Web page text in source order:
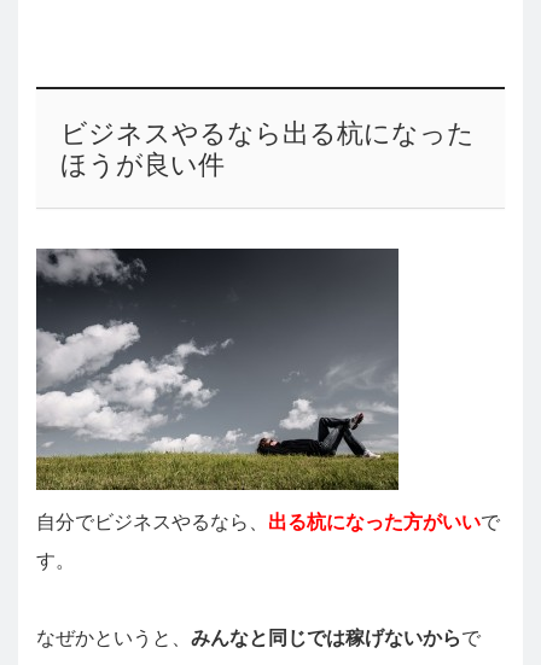
ビジネスやるなら出る杭になった
ほうが良い件
自分でビジネスやるなら、 出る杭になった方がいいで
す。
なぜかというと、 みんなと同じでは稼げないからで